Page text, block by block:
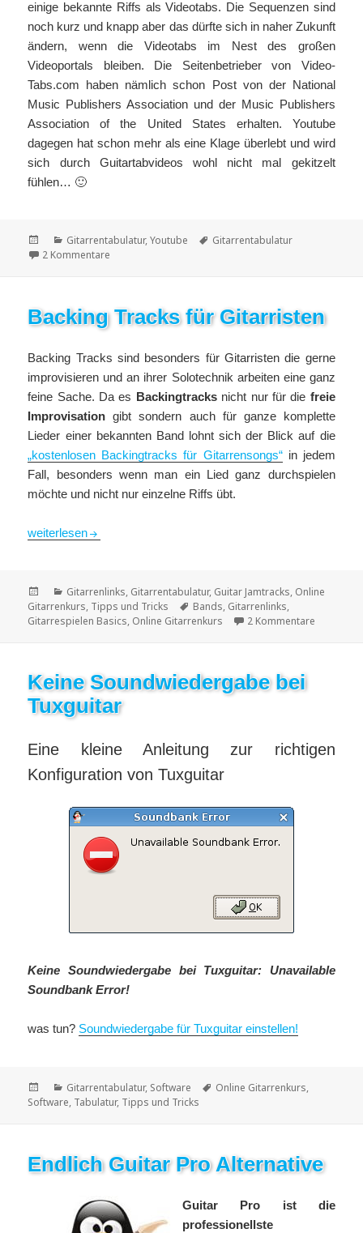
einige bekannte Riffs als Videotabs. Die Sequenzen sind
noch kurz und knapp aber das dürfte sich in naher Zukunft
ändern, wenn die Videotabs im Nest des großen
Videoportals bleiben. Die Seitenbetrieber von Video-
Tabs.com haben nämlich schon Post von der National
Music Publishers Association und der Music Publishers
Association of the United States erhalten. Youtube
dagegen hat schon mehr als eine Klage überlebt und wird
sich durch Guitartabvideos wohl nicht mal gekitzelt
fühlen… 🙂
Veröffentlicht
am
Kategorien
Gitarrentabulatur,Youtube Schlagwörter
Gitarrentabulatur
2 Kommentare
Backing Tracks für Gitarristen
Backing Tracks sind besonders für Gitarristen die gerne
improvisieren und an ihrer Solotechnik arbeiten eine ganz
feine Sache. Da es Backingtracksnicht nur für die freie
Improvisation gibt sondern auch für ganze komplette
Lieder einer bekannten Band lohnt sich der Blick auf die
„kostenlosen Backingtracks für Gitarrensongs“in jedem
Fall, besonders wenn man ein Lied ganz durchspielen
möchte und nicht nur einzelne Riffs übt.
Backing Tracks für Gitarristen
weiterlesen
Veröffentlicht
am
Kategorien
Gitarrenlinks, Gitarrentabulatur, Guitar Jamtracks, Online
Gitarrenkurs, Tipps und Tricks Schlagwörter
Bands, Gitarrenlinks,
Gitarrespielen Basics, Online Gitarrenkurs 2 Kommentare
Keine Soundwiedergabe bei
Tuxguitar
Eine kleine Anleitung zur richtigen
Konfiguration von Tuxguitar
Keine Soundwiedergabe bei Tuxguitar:
Unavailable
Soundbank Error!
was tun? Soundwiedergabe für Tuxguitar einstellen!
Veröffentlicht
am
Kategorien
Gitarrentabulatur, Software Schlagwörter
Online Gitarrenkurs,
Software, Tabulatur, Tipps und Tricks
Endlich Guitar Pro Alternative
Guitar Pro ist die
professionellste